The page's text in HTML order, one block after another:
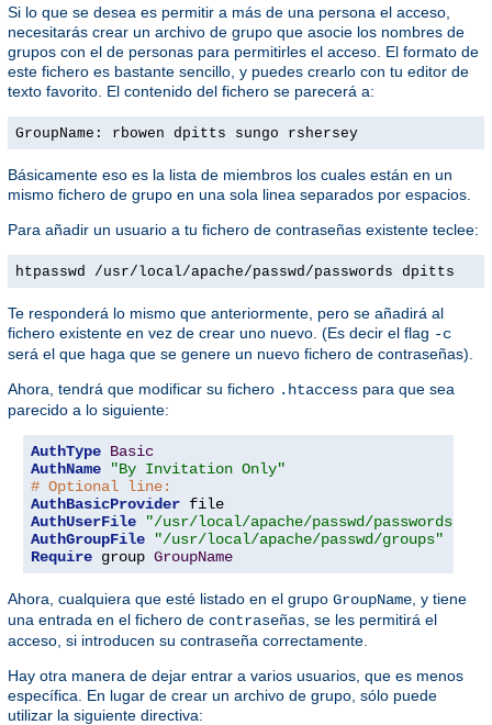
Si lo que se desea es permitir a más de una persona el acceso,
necesitarás crear un archivo de grupo que asocie los nombres de
grupos con el de personas para permitirles el acceso. El formato de
este fichero es bastante sencillo, y puedes crearlo con tu editor de
texto favorito. El contenido del fichero se parecerá a:
GroupName: rbowen dpitts sungo rshersey
Básicamente eso es la lista de miembros los cuales están en un
mismo fichero de grupo en una sola linea separados por espacios.
Para añadir un usuario a tu fichero de contraseñas existente teclee:
htpasswd /usr/local/apache/passwd/passwords dpitts
Te responderá lo mismo que anteriormente, pero se añadirá al
fichero existente en vez de crear uno nuevo. (Es decir el flag -c
será el que haga que se genere un nuevo fichero de contraseñas).
Ahora, tendrá que modificar su fichero .htaccess para que sea
parecido a lo siguiente:
AuthType Basic
AuthName
"By Invitation Only"
# Optional line:
AuthBasicProvider
AuthUserFile
"/usr/local/apache/passwd/passwords"
AuthGroupFile
"/usr/local/apache/passwd/groups"
Require group GroupName
Ahora, cualquiera que esté listado en el grupo GroupName , y tiene
una entrada en el fichero de contraseñas , se les permitirá el
acceso, si introducen su contraseña correctamente.
Hay otra manera de dejar entrar a varios usuarios, que es menos
específica. En lugar de crear un archivo de grupo, sólo puede
utilizar la siguiente directiva: